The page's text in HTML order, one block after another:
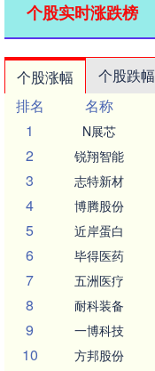
个股实时涨跌榜
个股涨幅 个股跌幅
排名
名称
1
N展芯
2 锐翔智能
3 志特新材
4 博腾股份
5 近岸蛋白
6 毕得医药
7 五洲医疗
8 耐科装备
9 一博科技
10 方邦股份